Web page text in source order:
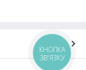
КНОПКА
ЗВ'ЯЗКУ